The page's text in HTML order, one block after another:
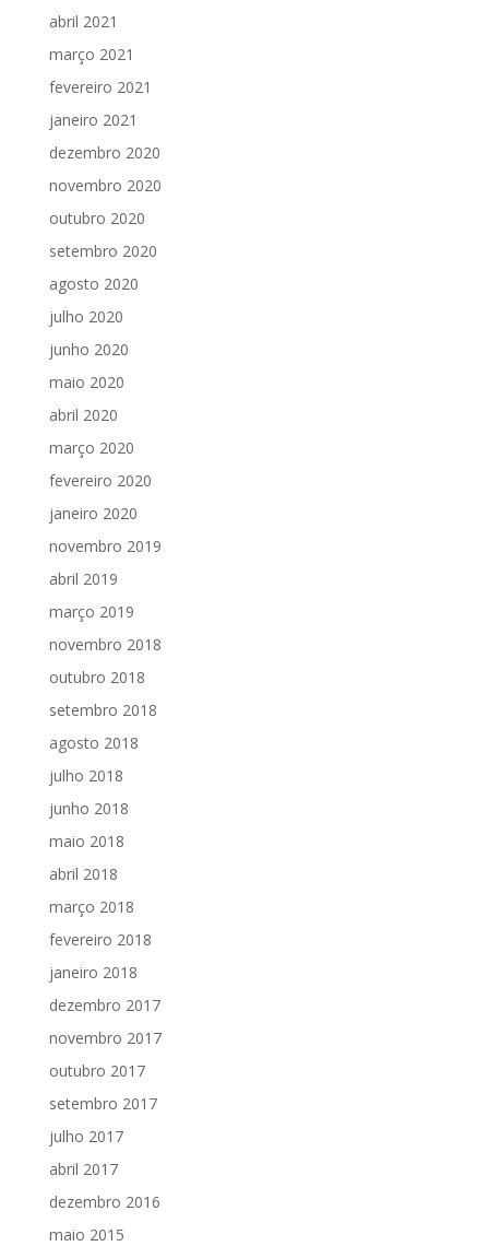
abril 2021
março 2021
fevereiro 2021
janeiro 2021
dezembro 2020
novembro 2020
outubro 2020
setembro 2020
agosto 2020
julho 2020
junho 2020
maio 2020
abril 2020
março 2020
fevereiro 2020
janeiro 2020
novembro 2019
abril 2019
março 2019
novembro 2018
outubro 2018
setembro 2018
agosto 2018
julho 2018
junho 2018
maio 2018
abril 2018
março 2018
fevereiro 2018
janeiro 2018
dezembro 2017
novembro 2017
outubro 2017
setembro 2017
julho 2017
abril 2017
dezembro 2016
maio 2015